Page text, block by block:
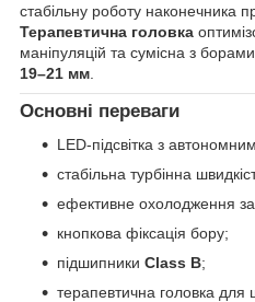
стабільну роботу наконечника
Терапевтична головка
маніпуляцій та сумісна з
19–21 мм
Основні переваги
LED-підсвітка з
стабільна турбінна
ефективне охолодження
кнопкова фіксація бору;
підшипники Class B;
терапевтична головка